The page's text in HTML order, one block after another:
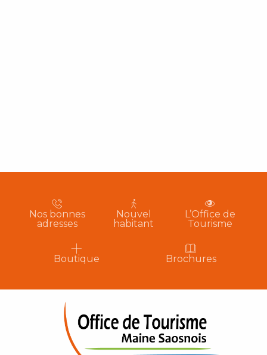
Nos bonnes
adresses
Nouvel
habitant
L’Office de
Tourisme
Boutique Brochures